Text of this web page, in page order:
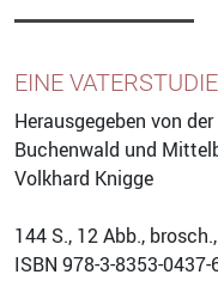
EINE
Herausgegeben von
Buchenwald und
Volkhard Knigge
144 S., 12 Abb.,
ISBN 978-3-8353-0437-